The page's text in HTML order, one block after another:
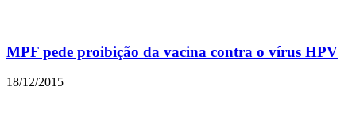
MPF pede proibição da vacina contra o vírus HPV
18/12/2015